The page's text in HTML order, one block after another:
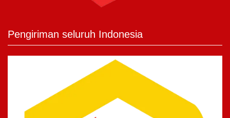
Pengiriman seluruh Indonesia